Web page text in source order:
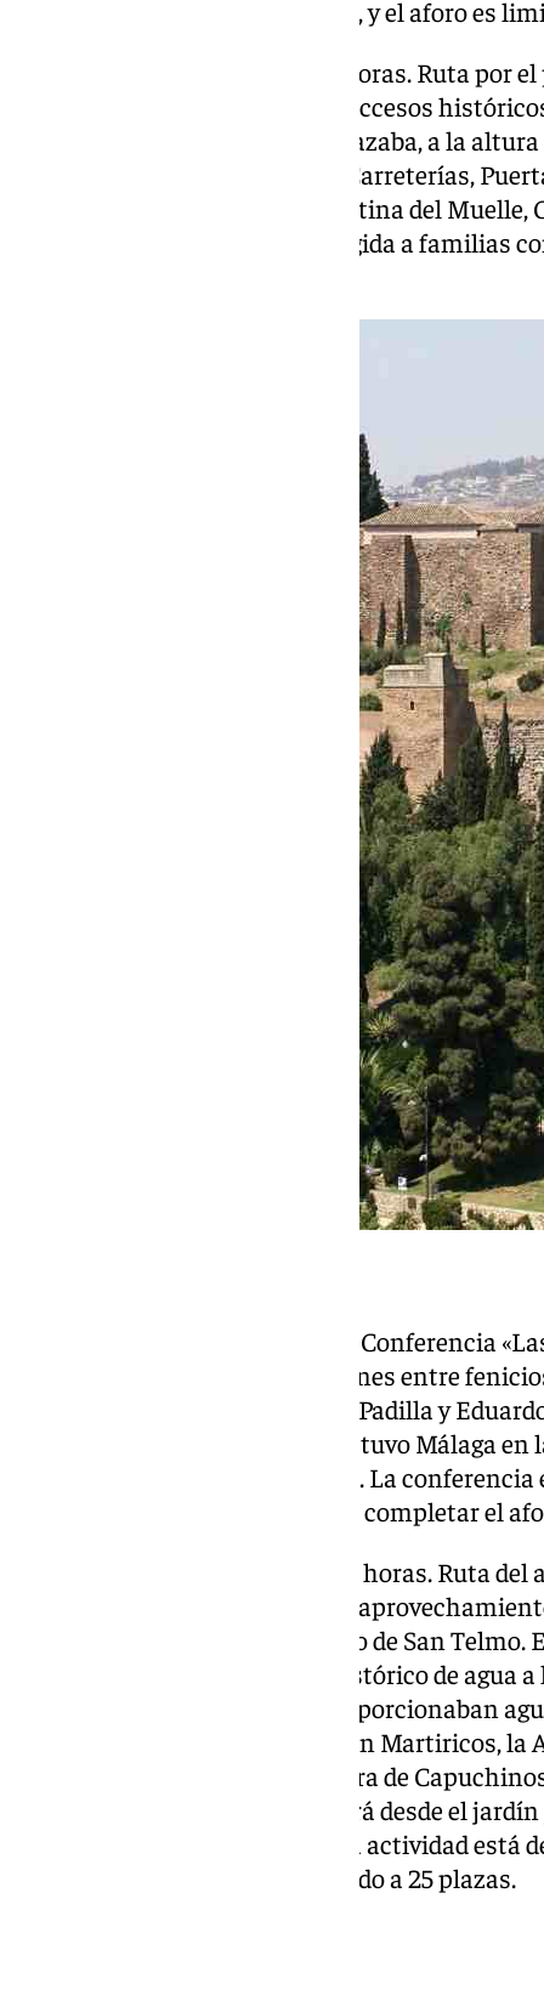
dirigida a familias con menores, y el aforo es
12 de octubre, de 10.30 a 14.00 horas. Ruta
de Málaga, centrándose en los accesos
comenzará en el túnel de la Alcazaba, a la
dirección a calle Álamos, calle Carreterías,
Atarazanas, Puerta del Mar, Cortina del Muelle,
Alcazaba. La actividad está dirigida a familias
25 de octubre, a las 19.00 horas. Conferencia
primeros comerciantes: relaciones entre
Málaga», a cargo de José Suárez Padilla y
centrará en el papel crucial que tuvo Málaga
en el sur de la Península Ibérica. La
general, con entrada libre hasta completar el
19 de diciembre, de 10.30 a 13.30 horas. Ruta
de la ciudad de Málaga, desde el
urbano escondido del Acueducto de San
los hitos del abastecimiento histórico de agua
acometidas y alcubillas que proporcionaban
visitarán la Noria de calle Dalí en Martiricos, la
Ginachero, la Alcubilla de Carrera de
Plaza de la Merced. La salida será desde el
Gálvez Ginachero en Málaga. La actividad
menores y tiene un aforo limitado a 25 plazas.